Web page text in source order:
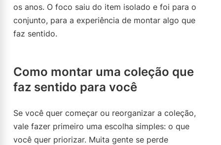
os anos. O foco saiu do item isolado e foi para o
conjunto, para a experiência de montar algo que
faz sentido.
Como montar uma coleção que
faz sentido para você
Se você quer começar ou reorganizar a coleção,
vale fazer primeiro uma escolha simples: o que
você quer priorizar. Muita gente se perde